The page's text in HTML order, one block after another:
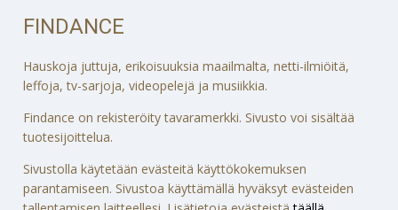
FINDANCE
Hauskoja juttuja, erikoisuuksia maailmalta, netti-ilmiöitä,
leffoja, tv-sarjoja, videopelejä ja musiikkia.
Findance on rekisteröity tavaramerkki. Sivusto voi sisältää
tuotesijoittelua.
Sivustolla käytetään evästeitä käyttökokemuksen
parantamiseen. Sivustoa käyttämällä hyväksyt evästeiden